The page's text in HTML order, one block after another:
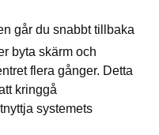
går du snabbt tillbaka
byta skärm och
flera gånger. Detta
kringgå
systemets